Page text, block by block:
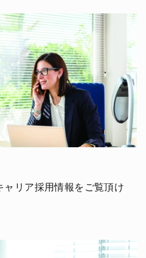
ャリア採用情報をご覧頂け